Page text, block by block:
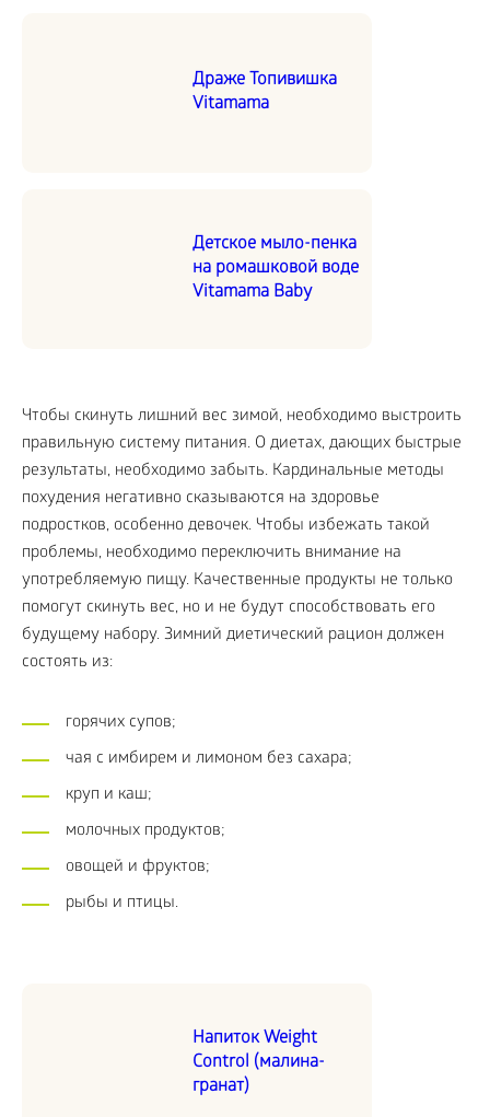
Драже Топивишка
Vitamama
Детское мыло-пенка
на ромашковой воде
Vitamama Baby
Чтобы скинуть лишний вес зимой, необходимо выстроить
правильную систему питания. О диетах, дающих быстрые
результаты, необходимо забыть. Кардинальные методы
похудения негативно сказываются на здоровье
подростков, особенно девочек. Чтобы избежать такой
проблемы, необходимо переключить внимание на
употребляемую пищу. Качественные продукты не только
помогут скинуть вес, но и не будут способствовать его
будущему набору. Зимний диетический рацион должен
состоять из:
горячих супов;
чая с имбирем и лимоном без сахара;
круп и каш;
молочных продуктов;
овощей и фруктов;
рыбы и птицы.
Напиток Weight
Control (малина-
гранат)